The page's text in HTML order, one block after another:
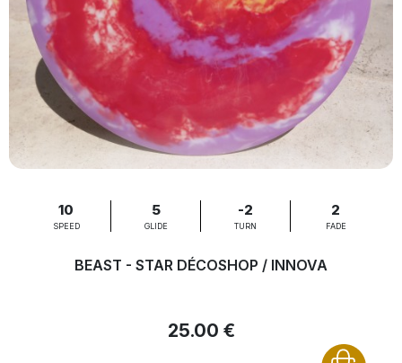
10
SPEED
5
GLIDE
-2
TURN
2
FADE
BEAST - STAR DÉCOSHOP / INNOVA
25.00 €